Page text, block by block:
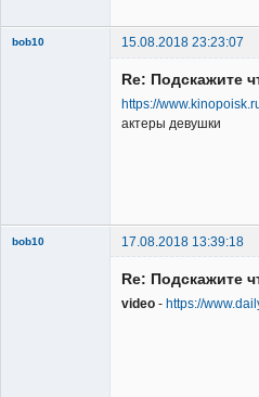
bob10 15.08.2018 23:23:07
Re: Подскажите
https://
актеры девушки
bob10 17.08.2018 13:39:18
Re: Подскажите
video - https://